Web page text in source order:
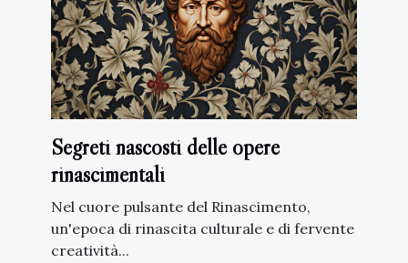
Segreti nascosti delle opere
rinascimentali
Nel cuore pulsante del Rinascimento,
un'epoca di rinascita culturale e di fervente
creatività...